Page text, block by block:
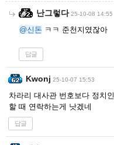
난그렇다 25-10-08 14:55
@신돈 ㅋㅋ 준천지였잖아
답글
Kwonj 25-10-07 15:53
차라리 대사관 번호보다 정치
할 때 연락하는게 낫겠네
답글